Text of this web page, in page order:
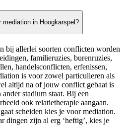
mediation in Hoogkarspel?
bij allerlei soorten conflicten worden
familieruzies, burenruzies,
handelsconflicten, erfenissen,
is voor zowel particulieren als
altijd na of jouw conflict gebaat is
stadium staat. Bij een
ook relatietherapie aangaan.
scheiden kies je voor mediation.
dingen zijn al erg ‘heftig’, kies je